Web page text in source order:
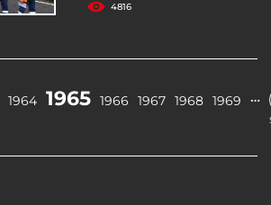
4816
1964 1965 1966 1967 1968 1969 …